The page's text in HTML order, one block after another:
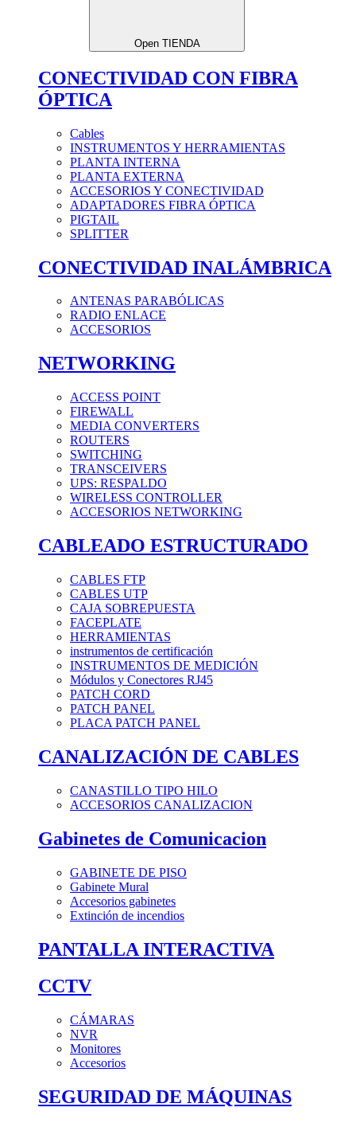
Open TIENDA
CONECTIVIDAD CON FIBRA
ÓPTICA
Cables
INSTRUMENTOS Y HERRAMIENTAS
PLANTA INTERNA
PLANTA EXTERNA
ACCESORIOS Y CONECTIVIDAD
ADAPTADORES FIBRA ÓPTICA
PIGTAIL
SPLITTER
CONECTIVIDAD INALÁMBRICA
ANTENAS PARABÓLICAS
RADIO ENLACE
ACCESORIOS
NETWORKING
ACCESS POINT
FIREWALL
MEDIA CONVERTERS
ROUTERS
SWITCHING
TRANSCEIVERS
UPS: RESPALDO
WIRELESS CONTROLLER
ACCESORIOS NETWORKING
CABLEADO ESTRUCTURADO
CABLES FTP
CABLES UTP
CAJA SOBREPUESTA
FACEPLATE
HERRAMIENTAS
instrumentos de certificación
INSTRUMENTOS DE MEDICIÓN
Módulos y Conectores RJ45
PATCH CORD
PATCH PANEL
PLACA PATCH PANEL
CANALIZACIÓN DE CABLES
CANASTILLO TIPO HILO
ACCESORIOS CANALIZACION
Gabinetes de Comunicacion
GABINETE DE PISO
Gabinete Mural
Accesorios gabinetes
Extinción de incendios
PANTALLA INTERACTIVA
CCTV
CÁMARAS
NVR
Monitores
Accesorios
SEGURIDAD DE MÁQUINAS